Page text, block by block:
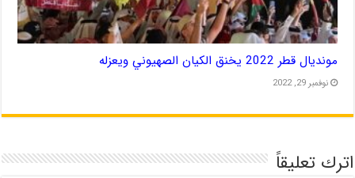
مونديال قطر 2022 يخنق الكيان الصهيوني ويعزله
نوفمبر 29, 2022
اترك تعليقاً